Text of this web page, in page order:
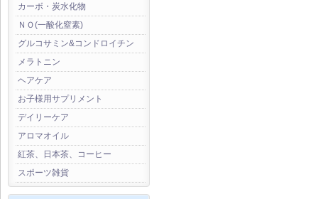
カーボ・炭水化物
ＮＯ(一酸化窒素)
グルコサミン&コンドロイチン
メラトニン
ヘアケア
お子様用サプリメント
デイリーケア
アロマオイル
紅茶、日本茶、コーヒー
スポーツ雑貨